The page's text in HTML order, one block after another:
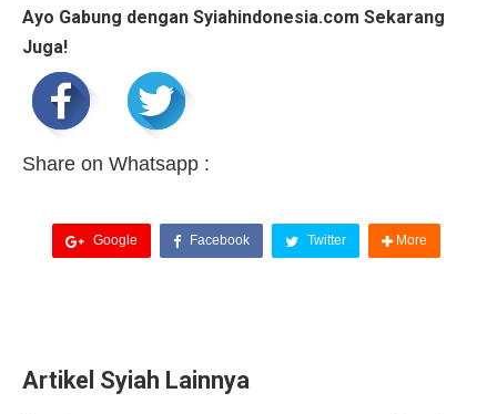
Ayo Gabung dengan Syiahindonesia.com Sekarang
Juga!
Share on Whatsapp :
Google Facebook Twitter More
Artikel Syiah Lainnya